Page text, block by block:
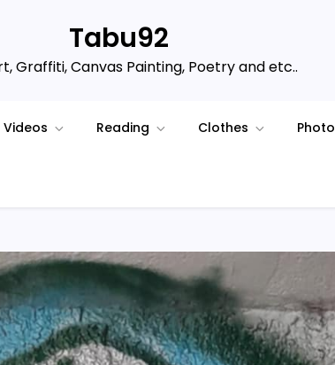
Tabu92
Graffiti, Canvas Painting, Poetry and etc..
Videos Reading Clothes Photo